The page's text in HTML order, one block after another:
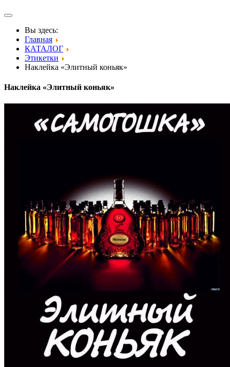
Вы здесь:
Главная
КАТАЛОГ
Этикетки
Наклейка «Элитный коньяк»
Наклейка «Элитный коньяк»